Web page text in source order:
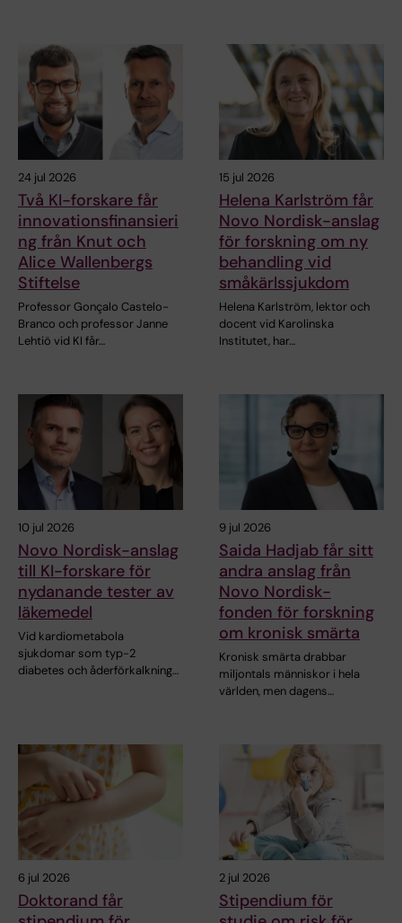
24 jul 2026
Två KI-forskare får
innovationsfinansieri
ng från Knut och
Alice Wallenbergs
Stiftelse
Professor Gonçalo Castelo-
Branco och professor Janne
Lehtiö vid KI får…
15 jul 2026
Helena Karlström får
Novo Nordisk-anslag
för forskning om ny
behandling vid
småkärlssjukdom
Helena Karlström, lektor och
docent vid Karolinska
Institutet, har…
10 jul 2026
Novo Nordisk-anslag
till KI-forskare för
nydanande tester av
läkemedel
Vid kardiometabola
sjukdomar som typ-2
diabetes och åderförkalkning…
9 jul 2026
Saida Hadjab får sitt
andra anslag från
Novo Nordisk-
fonden för forskning
om kronisk smärta
Kronisk smärta drabbar
miljontals människor i hela
världen, men dagens…
6 jul 2026
Doktorand får
2 jul 2026
Stipendium för